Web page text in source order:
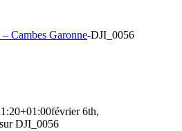
Cambes Garonne-DJI_0056
février 6th,
sur DJI_0056